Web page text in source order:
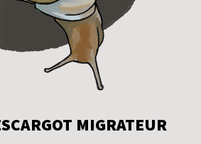
MIGRATEUR